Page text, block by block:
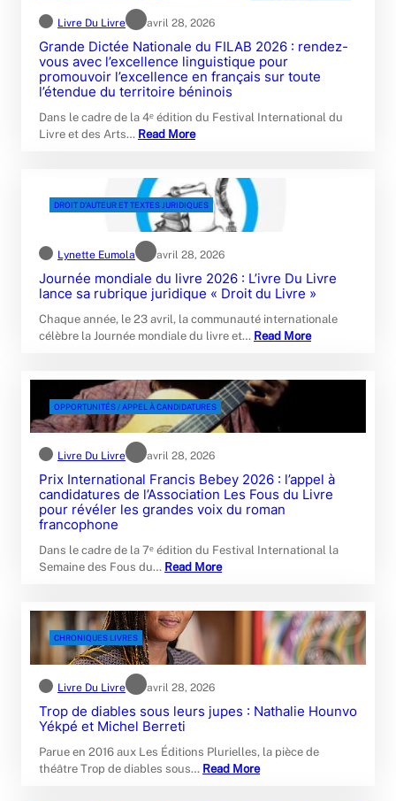
Livre Du Livre avril 28, 2026
Grande Dictée Nationale du FILAB 2026 : rendez-
vous avec l’excellence linguistique pour
promouvoir l’excellence en français sur toute
l’étendue du territoire béninois
Dans le cadre de la 4ᵉ édition du Festival International du
Livre et des Arts… Read More
DROIT D’AUTEUR ET TEXTES JURIDIQUES
Lynette Eumola avril 28, 2026
Journée mondiale du livre 2026 : L’ivre Du Livre
lance sa rubrique juridique « Droit du Livre »
Chaque année, le 23 avril, la communauté internationale
célèbre la Journée mondiale du livre et… Read More
OPPORTUNITÉS / APPEL À CANDIDATURES
Livre Du Livre avril 28, 2026
Prix International Francis Bebey 2026 : l’appel à
candidatures de l’Association Les Fous du Livre
pour révéler les grandes voix du roman
francophone
Dans le cadre de la 7ᵉ édition du Festival International la
Semaine des Fous du… Read More
CHRONIQUES LIVRES
Livre Du Livre avril 28, 2026
Trop de diables sous leurs jupes : Nathalie Hounvo
Yékpé et Michel Berreti
Parue en 2016 aux Les Éditions Plurielles, la pièce de
théâtre Trop de diables sous… Read More